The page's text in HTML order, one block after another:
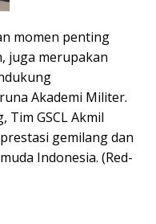
momen penting
juga merupakan
Akademi Militer.
Tim GSCL Akmil
gemilang dan
Indonesia. (Red-